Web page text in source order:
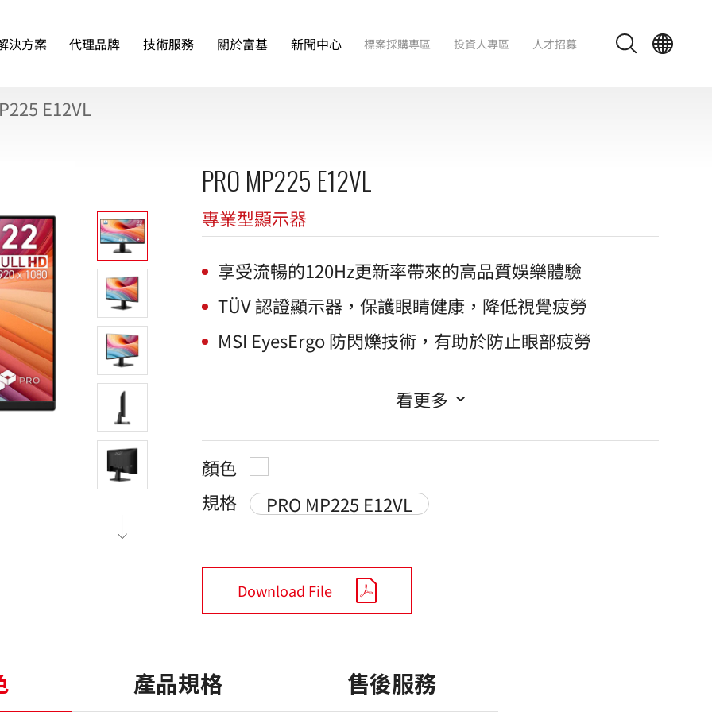
決方案 代理品牌 技術服務 關於富基 新聞中心 標案採購專區 投資人專區 人才招募
E12VL
PRO MP225 E12VL
專業型顯示器
享受流暢的120Hz更新率帶來的高品質娛樂體驗
TÜV 認證顯示器，保護眼睛健康，降低視覺疲勞
MSI EyesErgo 防閃爍技術，有助於防止眼部疲勞
看更多
顏色
規格
PRO MP225 E12VL
Download File
產品規格 售後服務